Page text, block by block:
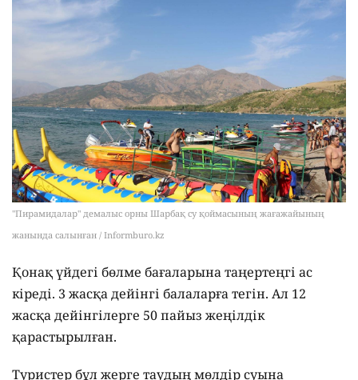
"Пирамидалар" демалыс орны Шарбақ су қоймасының жағажайының
жанында салынған / Informburo.kz
Қонақ үйдегі бөлме бағаларына таңертеңгі ас
кіреді. 3 жасқа дейінгі балаларға тегін. Ал 12
жасқа дейінгілерге 50 пайыз жеңілдік
қарастырылған.
Туристер бұл жерге таудың мөлдір суына